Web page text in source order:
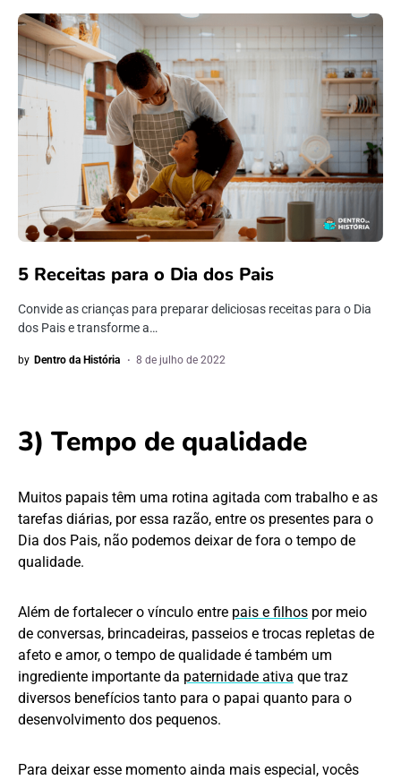
5 Receitas para o Dia dos Pais
Convide as crianças para preparar deliciosas receitas para o Dia
dos Pais e transforme a…
by Dentro da História 8 de julho de 2022
3) Tempo de qualidade
Muitos papais têm uma rotina agitada com trabalho e as
tarefas diárias, por essa razão, entre os presentes para o
Dia dos Pais, não podemos deixar de fora o tempo de
qualidade.
Além de fortalecer o vínculo entre pais e filhos por meio
de conversas, brincadeiras, passeios e trocas repletas de
afeto e amor, o tempo de qualidade é também um
ingrediente importante da paternidade ativa que traz
diversos benefícios tanto para o papai quanto para o
desenvolvimento dos pequenos.
Para deixar esse momento ainda mais especial, vocês